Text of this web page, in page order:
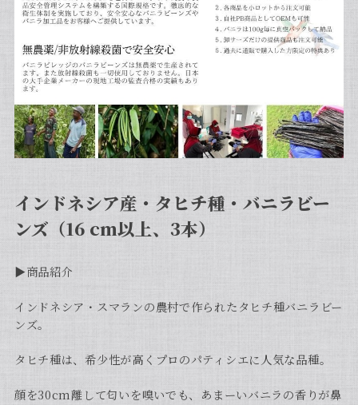
インドネシア産・タヒチ種・バニラビー
ンズ（16 cm以上、3本）
▶︎商品紹介
インドネシア・スマランの農村で作られたタヒチ種バニラビー
ンズ。
タヒチ種は、希少性が高くプロのパティシエに人気な品種。
顔を30cm離して匂いを嗅いでも、あまーいバニラの香りが鼻